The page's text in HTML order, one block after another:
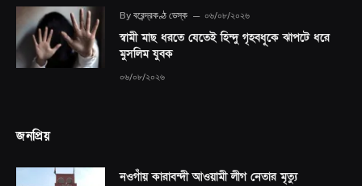
By বরেন্দ্রকণ্ঠ ডেস্ক ০৬/০৮/২০২৬
স্বামী মাছ ধরতে যেতেই হিন্দু গৃহবধূকে ঝাপটে ধরে
মুসলিম যুবক
০৬/০৮/২০২৬
জনপ্রিয়
নওগাঁয় কারাবন্দী আওয়ামী লীগ নেতার মৃত্যু